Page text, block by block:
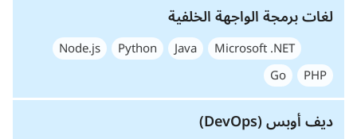
لغات برمجة الواجهة الخلفية
Microsoft .NET
Java
Python
Node.js
PHP
Go
ديف أوبس (DevOps)